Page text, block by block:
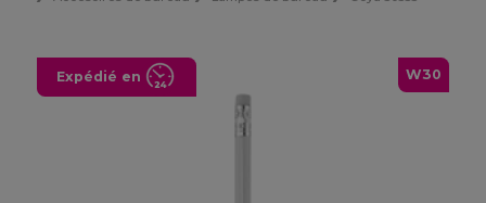
W30
Expédié en